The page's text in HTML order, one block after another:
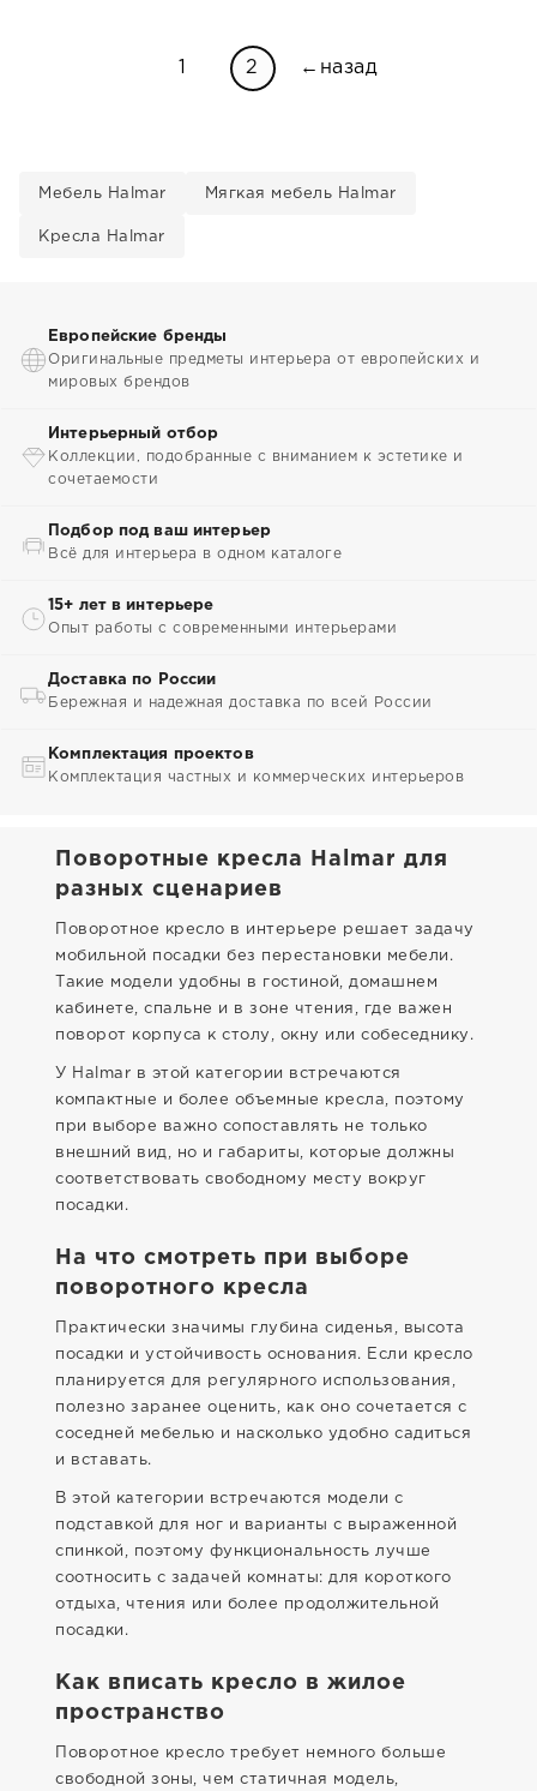
2 ←назад
Мебель Halmar Мягкая мебель Halmar
Кресла Halmar
Европейские бренды
Оригинальные предметы интерьера от европейских и
мировых брендов
Интерьерный отбор
Коллекции, подобранные с вниманием к эстетике и
сочетаемости
Подбор под ваш интерьер
Всё для интерьера в одном каталоге
15+ лет в интерьере
Опыт работы с современными интерьерами
Доставка по России
Бережная и надежная доставка по всей России
Комплектация проектов
Комплектация частных и коммерческих интерьеров
Поворотные кресла Halmar для
разных сценариев
Поворотное кресло в интерьере решает задачу
мобильной посадки без перестановки мебели.
Такие модели удобны в гостиной, домашнем
кабинете, спальне и в зоне чтения, где важен
поворот корпуса к столу, окну или собеседнику.
У Halmar в этой категории встречаются
компактные и более объемные кресла, поэтому
при выборе важно сопоставлять не только
внешний вид, но и габариты, которые должны
соответствовать свободному месту вокруг
посадки.
На что смотреть при выборе
поворотного кресла
Практически значимы глубина сиденья, высота
посадки и устойчивость основания. Если кресло
планируется для регулярного использования,
полезно заранее оценить, как оно сочетается с
соседней мебелью и насколько удобно садиться
и вставать.
В этой категории встречаются модели с
подставкой для ног и варианты с выраженной
спинкой, поэтому функциональность лучше
соотносить с задачей комнаты: для короткого
отдыха, чтения или более продолжительной
посадки.
Как вписать кресло в жилое
пространство
Поворотное кресло требует немного больше
свободной зоны, чем статичная модель,